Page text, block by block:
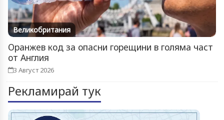
Великобритания
Оранжев код за опасни горещини в голяма част
от Англия
3 Август 2026
Рекламирай тук